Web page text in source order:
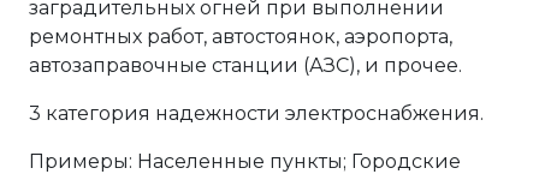
заградительных огней при выполнении
ремонтных работ, автостоянок, аэропорта,
автозаправочные станции (АЗС), и прочее.
3 категория надежности электроснабжения.
Примеры: Населенные пункты; Городские